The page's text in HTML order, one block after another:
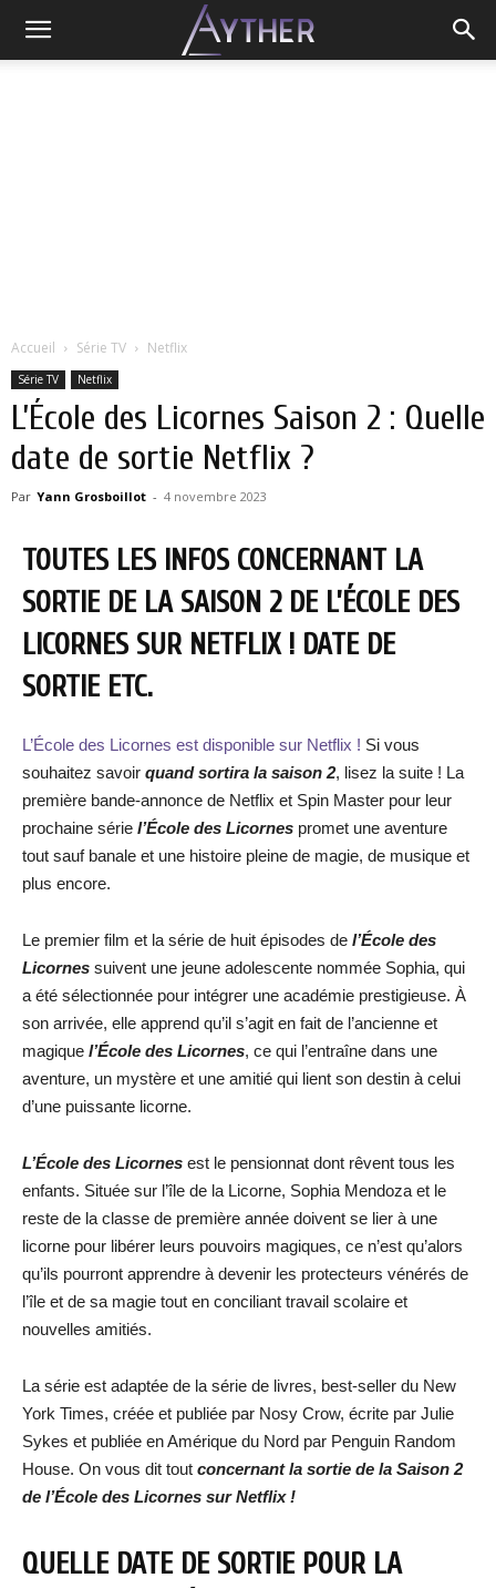
Accueil Série TV Netflix
Série TV Netflix
L’École des Licornes Saison 2 : Quelle
date de sortie Netflix ?
Par Yann Grosboillot - 4 novembre 2023
TOUTES LES INFOS CONCERNANT LA
SORTIE DE LA SAISON 2 DE L’ÉCOLE DES
LICORNES SUR NETFLIX ! DATE DE
SORTIE ETC.
L’École des Licornes est disponible sur Netflix ! Si vous
souhaitez savoir quand sortira la saison 2, lisez la suite ! La
première bande-annonce de Netflix et Spin Master pour leur
prochaine série l’École des Licornes promet une aventure
tout sauf banale et une histoire pleine de magie, de musique et
plus encore.
Le premier film et la série de huit épisodes de l’École des
Licornes suivent une jeune adolescente nommée Sophia, qui
a été sélectionnée pour intégrer une académie prestigieuse. À
son arrivée, elle apprend qu’il s’agit en fait de l’ancienne et
magique l’École des Licornes, ce qui l’entraîne dans une
aventure, un mystère et une amitié qui lient son destin à celui
d’une puissante licorne.
L’École des Licornes est le pensionnat dont rêvent tous les
enfants. Située sur l’île de la Licorne, Sophia Mendoza et le
reste de la classe de première année doivent se lier à une
licorne pour libérer leurs pouvoirs magiques, ce n’est qu’alors
qu’ils pourront apprendre à devenir les protecteurs vénérés de
l’île et de sa magie tout en conciliant travail scolaire et
nouvelles amitiés.
La série est adaptée de la série de livres, best-seller du New
York Times, créée et publiée par Nosy Crow, écrite par Julie
Sykes et publiée en Amérique du Nord par Penguin Random
House. On vous dit tout concernant la sortie de la Saison 2
de l’École des Licornes sur Netflix !
QUELLE DATE DE SORTIE POUR LA